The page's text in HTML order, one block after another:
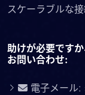
スケーラブルな
助けが必要です
お問い合わせ:
電子メール: